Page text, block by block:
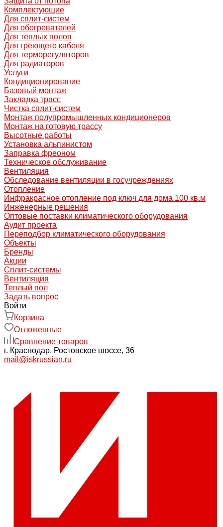
Комплектующие
Для сплит-систем
Для обогревателей
Для теплых полов
Для греющего кабеля
Для терморегуляторов
Для радиаторов
Услуги
Кондиционирование
Базовый монтаж
Закладка трасс
Чистка сплит-систем
Монтаж полупромышленных кондиционеров
Монтаж на готовую трассу
Высотные работы
Установка альпинистом
Заправка фреоном
Техническое обслуживание
Вентиляция
Обследование вентиляции в госучреждениях
Отопление
Инфракрасное отопление под ключ для дома 100 кв.м
Инженерные решения
Оптовые поставки климатического оборудования
Аудит проекта
Переподбор климатического оборудования
Объекты
Бренды
Акции
Сплит-системы
Вентиляция
Теплый пол
Задать вопрос
Войти
Корзина
Отложенные
Сравнение товаров
г. Краснодар, Ростовское шоссе, 36
mail@iskrussian.ru